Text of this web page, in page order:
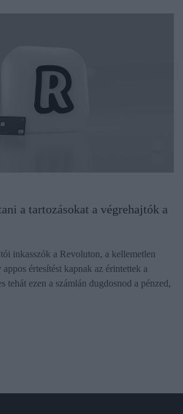
a tartozásokat a végrehajtók a
inkasszók a Revoluton, a kellemetlen
értesítést kapnak az érintettek a
tehát ezen a számlán dugdosnod a pénzed,